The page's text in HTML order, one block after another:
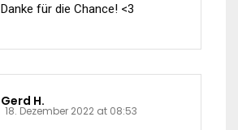
Danke für die Chance! <3
Gerd H.
18. Dezember 2022 at 08:53